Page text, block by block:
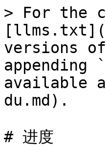
> For the
versions
appending
available
du.md).
# 进度